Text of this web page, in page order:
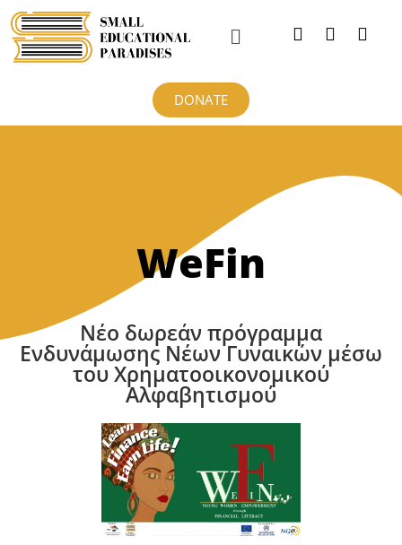
DONATE
WeFin
Νέο δωρεάν πρόγραμμα
Ενδυνάμωσης Νέων Γυναικών μέσω
του Χρηματοοικονομικού
Αλφαβητισμού